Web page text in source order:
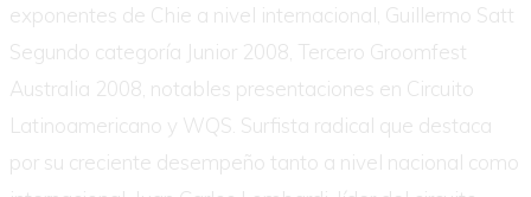
exponentes de Chie a nivel internacional, Guillermo Satt
Segundo categoría Junior 2008, Tercero Groomfest
Australia 2008, notables presentaciones en Circuito
Latinoamericano y WQS. Surfista radical que destaca
por su creciente desempeño tanto a nivel nacional como